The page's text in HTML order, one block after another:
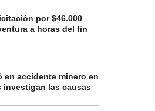
por $46.000
a horas del fin
en accidente minero en
investigan las causas